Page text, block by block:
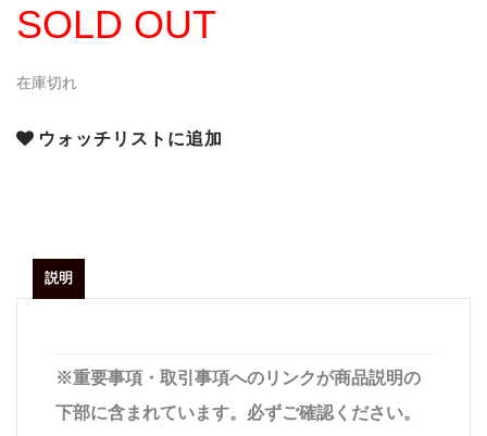
SOLD OUT
在庫切れ
ウォッチリストに追加
説明
※重要事項・取引事項へのリンクが商品説明の
下部に含まれています。必ずご確認ください。